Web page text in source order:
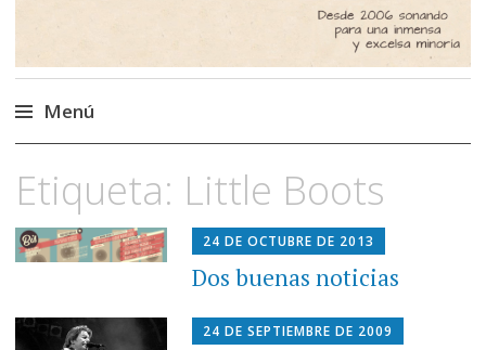
Menú
al
contenido
Etiqueta: Little Boots
24 DE OCTUBRE DE 2013
Dos buenas noticias
24 DE SEPTIEMBRE DE 2009